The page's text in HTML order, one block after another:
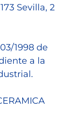
Sevilla, 2
1998 de
a la